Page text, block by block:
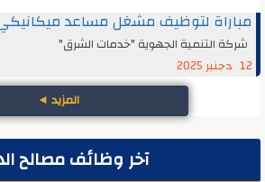
مباراة لتوظيف مشغل مساعد ميكانيكي
شركة التنمية الجهوية "خدمات الشرق"
12 دجنبر 2025
المزيد◄
آخر وظائف مصالح